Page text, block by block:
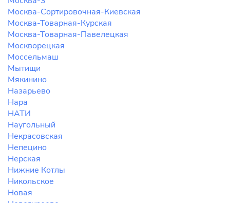
Москва-Сортировочная-Киевская
Москва-Товарная-Курская
Москва-Товарная-Павелецкая
Москворецкая
Моссельмаш
Мытищи
Мякинино
Назарьево
Нара
НАТИ
Наугольный
Некрасовская
Непецино
Нерская
Нижние Котлы
Никольское
Новая